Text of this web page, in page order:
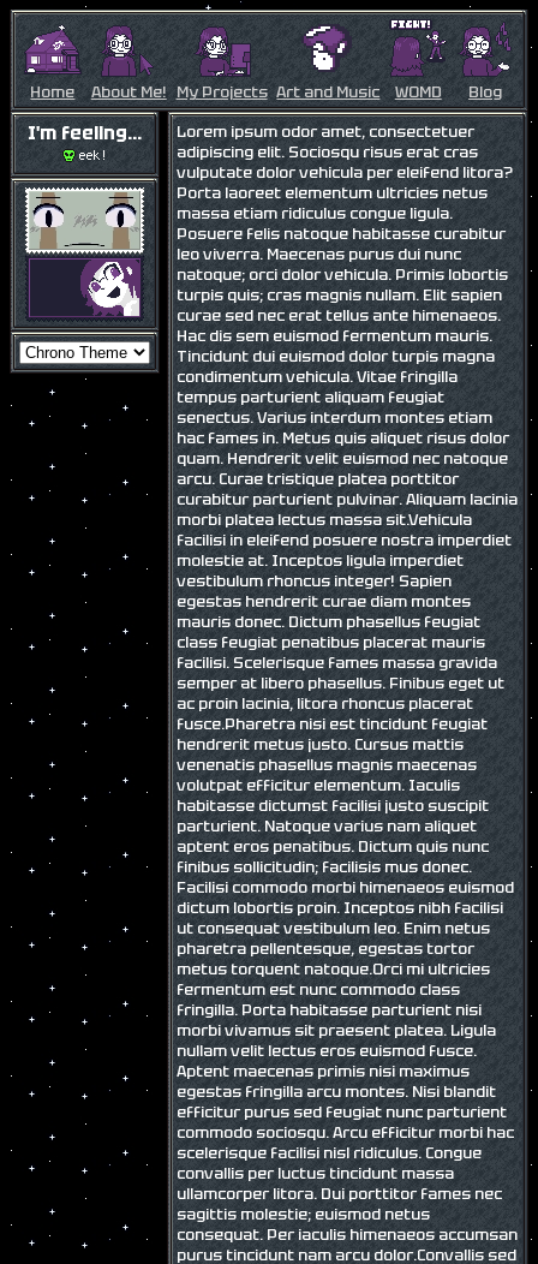
Home About Me! My Projects Art and Music WOMD Blog
I'm feeling...
Lorem ipsum odor amet, consectetuer
adipiscing elit. Sociosqu risus erat cras
vulputate dolor vehicula per eleifend litora?
Porta laoreet elementum ultricies netus
massa etiam ridiculus congue ligula.
Posuere felis natoque habitasse curabitur
leo viverra. Maecenas purus dui nunc
natoque; orci dolor vehicula. Primis lobortis
turpis quis; cras magnis nullam. Elit sapien
curae sed nec erat tellus ante himenaeos.
Hac dis sem euismod fermentum mauris.
Tincidunt dui euismod dolor turpis magna
condimentum vehicula. Vitae fringilla
tempus parturient aliquam feugiat
senectus. Varius interdum montes etiam
hac fames in. Metus quis aliquet risus dolor
quam. Hendrerit velit euismod nec natoque
arcu. Curae tristique platea porttitor
curabitur parturient pulvinar. Aliquam lacinia
morbi platea lectus massa sit.Vehicula
facilisi in eleifend posuere nostra imperdiet
molestie at. Inceptos ligula imperdiet
vestibulum rhoncus integer! Sapien
egestas hendrerit curae diam montes
mauris donec. Dictum phasellus feugiat
class feugiat penatibus placerat mauris
facilisi. Scelerisque fames massa gravida
semper at libero phasellus. Finibus eget ut
ac proin lacinia, litora rhoncus placerat
fusce.Pharetra nisi est tincidunt feugiat
hendrerit metus justo. Cursus mattis
venenatis phasellus magnis maecenas
volutpat efficitur elementum. Iaculis
habitasse dictumst facilisi justo suscipit
parturient. Natoque varius nam aliquet
aptent eros penatibus. Dictum quis nunc
finibus sollicitudin; facilisis mus donec.
Facilisi commodo morbi himenaeos euismod
dictum lobortis proin. Inceptos nibh facilisi
ut consequat vestibulum leo. Enim netus
pharetra pellentesque, egestas tortor
metus torquent natoque.Orci mi ultricies
fermentum est nunc commodo class
fringilla. Porta habitasse parturient nisi
morbi vivamus sit praesent platea. Ligula
nullam velit lectus eros euismod fusce.
Aptent maecenas primis nisi maximus
egestas fringilla arcu montes. Nisi blandit
efficitur purus sed feugiat nunc parturient
commodo sociosqu. Arcu efficitur morbi hac
scelerisque facilisi nisl ridiculus. Congue
convallis per luctus tincidunt massa
ullamcorper litora. Dui porttitor fames nec
sagittis molestie; euismod netus
consequat. Per iaculis himenaeos accumsan
purus tincidunt nam arcu dolor.Convallis sed